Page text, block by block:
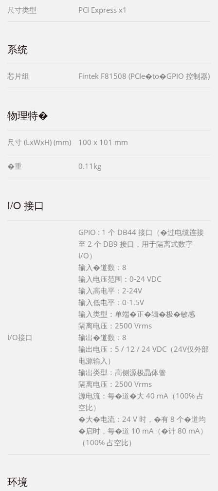
尺寸类型 PCI Express x1
系统
芯片组 Fintek F81508 (PCIe�to�GPIO 控制器)
物理特�
尺寸 (LxWxH) (mm) 100 x 101 mm
�重 0.11kg
I/O 接口
I/O接口
GPIO : 1 个 DB44 接口（�过电缆连接
至 2 个 DB9 接口，用于隔离式数字
I/O）
输入�道数：8
输入电压范围：0-24 VDC
输入高电平：2-24V
输入低电平：0-1.5V
输入类型：单端�正�辑�极�敏感
隔离电压：2500 Vrms
输出�道数：8
输出电压：5 / 12 / 24 VDC（24V仅外部
电源输入）
输出类型：高侧源极晶体管
隔离电压：2500 Vrms
源电流：每�道�大 40 mA（100% 占
空比）
�大�电流：24 V 时，�有 8 个�道均
�启时，每�道 10 mA（�计 80 mA）
（100% 占空比）
环境